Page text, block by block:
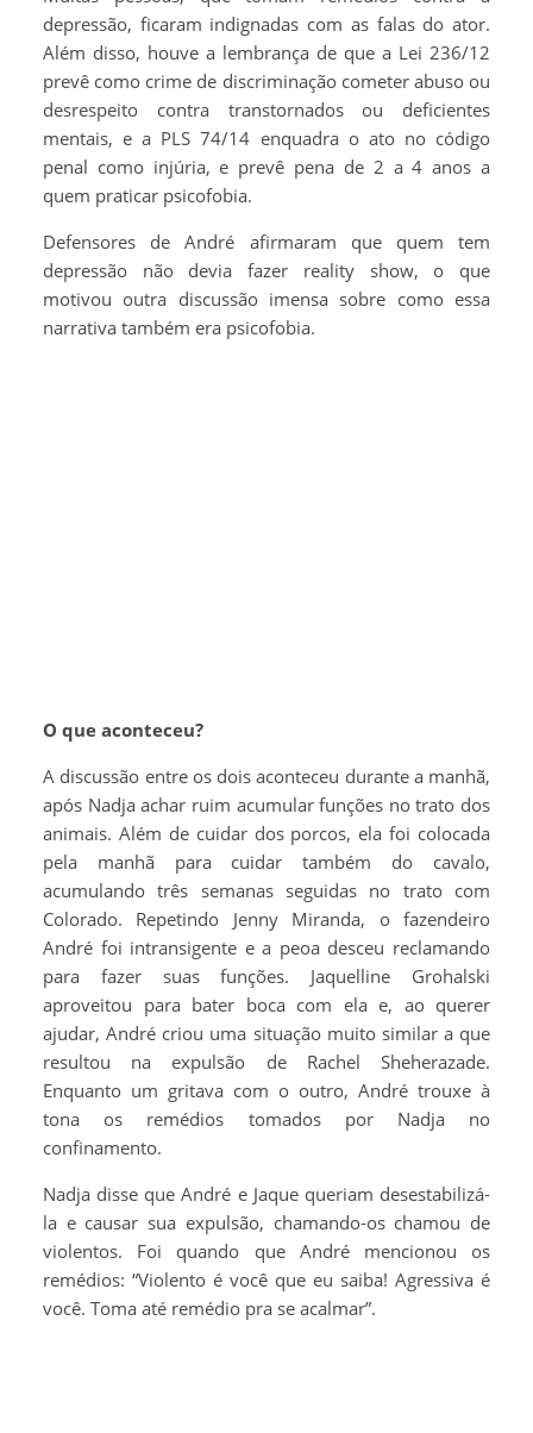
depressão, ficaram indignadas com as falas do ator.
Além disso, houve a lembrança de que a Lei 236/12
prevê como crime de discriminação cometer abuso ou
desrespeito contra transtornados ou deficientes
mentais, e a PLS 74/14 enquadra o ato no código
penal como injúria, e prevê pena de 2 a 4 anos a
quem praticar psicofobia.
Defensores de André afirmaram que quem tem
depressão não devia fazer reality show, o que
motivou outra discussão imensa sobre como essa
narrativa também era psicofobia.
O que aconteceu?
A discussão entre os dois aconteceu durante a manhã,
após Nadja achar ruim acumular funções no trato dos
animais. Além de cuidar dos porcos, ela foi colocada
pela manhã para cuidar também do cavalo,
acumulando três semanas seguidas no trato com
Colorado. Repetindo Jenny Miranda, o fazendeiro
André foi intransigente e a peoa desceu reclamando
para fazer suas funções. Jaquelline Grohalski
aproveitou para bater boca com ela e, ao querer
ajudar, André criou uma situação muito similar a que
resultou na expulsão de Rachel Sheherazade.
Enquanto um gritava com o outro, André trouxe à
tona os remédios tomados por Nadja no
confinamento.
Nadja disse que André e Jaque queriam desestabilizá-
la e causar sua expulsão, chamando-os chamou de
violentos. Foi quando que André mencionou os
remédios: “Violento é você que eu saiba! Agressiva é
você. Toma até remédio pra se acalmar”.